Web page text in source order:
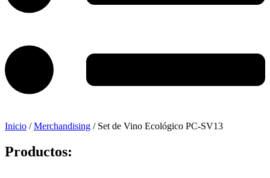
Inicio /Merchandising / Set de Vino Ecológico PC-SV13
Productos: